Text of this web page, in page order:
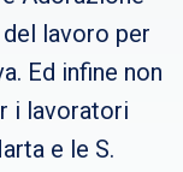
lavoro per
Ed infine non
i lavoratori
e le S.